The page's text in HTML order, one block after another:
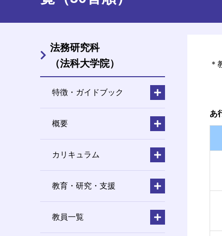
＊
あ
法務研究科
（法科大学院）
特徴・ガイドブック
概要
カリキュラム
教育・研究・支援
教員一覧